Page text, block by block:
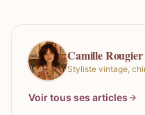
Camille Rougier
Styliste vintage,
Voir tous ses articles